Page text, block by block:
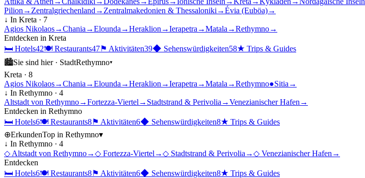
Pilion → Zentralgriechenland → Zentralmakedonien & Thessaloniki →Évia (Euböa)→
↓ In Kreta · 7
Agios Nikolaos→Chania →Elounda →Heraklion →Ierapetra →Matala →Rethymno→
Entdecken in Kreta
🛏 Hotels42🍽 Restaurants47⚑ Aktivitäten39◆ Sehenswürdigkeiten58★ Trips & Guides
🏙Sie sind hier · StadtRethymno▾
Kreta · 8
Agios Nikolaos→Chania →Elounda →Heraklion →Ierapetra →Matala →Rethymno●Sitia →
↓ In Rethymno · 4
Altstadt von Rethymno→Fortezza-Viertel → Stadtstrand & Perivolia →Venezianischer Hafen →
Entdecken in Rethymno
🛏 Hotels6🍽 Restaurants8⚑ Aktivitäten6◆ Sehenswürdigkeiten8★ Trips & Guides
⊕ErkundenTop in Rethymno▾
↓ In Rethymno · 4
◇ Altstadt von Rethymno→◇ Fortezza-Viertel →◇ Stadtstrand & Perivolia →◇ Venezianischer Hafen →
Entdecken
🛏 Hotels6🍽 Restaurants8⚑ Aktivitäten6◆ Sehenswürdigkeiten8★ Trips & Guides